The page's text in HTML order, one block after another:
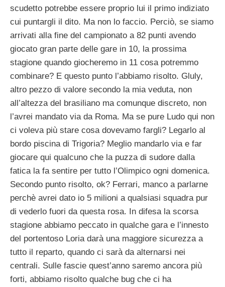
scudetto potrebbe essere proprio lui il primo indiziato
cui puntargli il dito. Ma non lo faccio. Perciò, se siamo
arrivati alla fine del campionato a 82 punti avendo
giocato gran parte delle gare in 10, la prossima
stagione quando giocheremo in 11 cosa potremmo
combinare? E questo punto l’abbiamo risolto. Gluly,
altro pezzo di valore secondo la mia veduta, non
all’altezza del brasiliano ma comunque discreto, non
l’avrei mandato via da Roma. Ma se pure Ludo qui non
ci voleva più stare cosa dovevamo fargli? Legarlo al
bordo piscina di Trigoria? Meglio mandarlo via e far
giocare qui qualcuno che la puzza di sudore dalla
fatica la fa sentire per tutto l’Olimpico ogni domenica.
Secondo punto risolto, ok? Ferrari, manco a parlarne
perchè avrei dato io 5 milioni a qualsiasi squadra pur
di vederlo fuori da questa rosa. In difesa la scorsa
stagione abbiamo peccato in qualche gara e l’innesto
del portentoso Loria darà una maggiore sicurezza a
tutto il reparto, quando ci sarà da alternarsi nei
centrali. Sulle fascie quest’anno saremo ancora più
forti, abbiamo risolto qualche bug che ci ha